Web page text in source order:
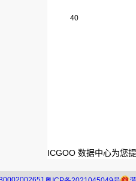
40
ICGOO 数据中心为您